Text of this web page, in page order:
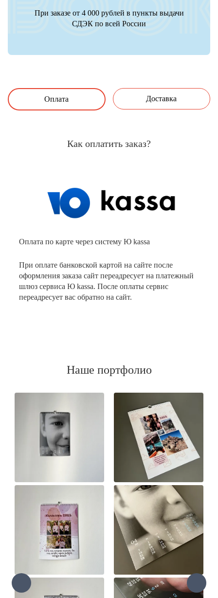
При заказе от 4 000 рублей в пункты выдачи
СДЭК по всей России
Оплата Доставка
Как оплатить заказ?
Оплата по карте через систему Ю kassa
При оплате банковской картой на сайте после
оформления заказа сайт переадресует на платежный
шлюз сервиса Ю kassa. После оплаты сервис
переадресует вас обратно на сайт.
Наше портфолио